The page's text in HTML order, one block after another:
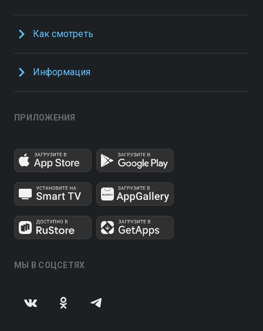
Как смотреть
Информация
ПРИЛОЖЕНИЯ
МЫ В СОЦСЕТЯХ